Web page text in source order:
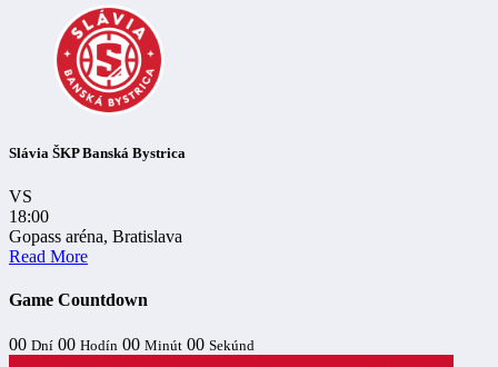
Slávia ŠKP Banská Bystrica
VS
18:00
Gopass aréna, Bratislava
Read More
Game Countdown
00 Dní 00 Hodín 00 Minút 00 Sekúnd